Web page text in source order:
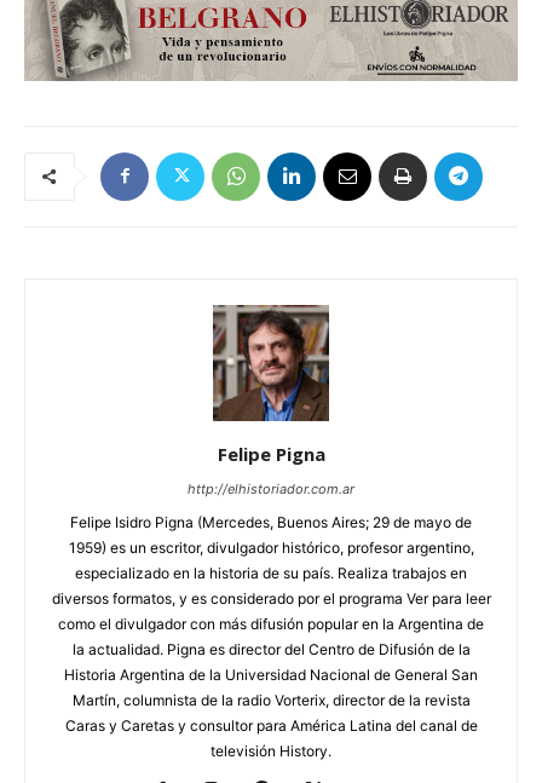
Felipe Pigna
http://elhistoriador.com.ar
Felipe Isidro Pigna (Mercedes, Buenos Aires; 29 de mayo de
1959) es un escritor, divulgador histórico, profesor argentino,
especializado en la historia de su país. Realiza trabajos en
diversos formatos, y es considerado por el programa Ver para leer
como el divulgador con más difusión popular en la Argentina de
la actualidad. Pigna es director del Centro de Difusión de la
Historia Argentina de la Universidad Nacional de General San
Martín, columnista de la radio Vorterix, director de la revista
Caras y Caretas y consultor para América Latina del canal de
televisión History.